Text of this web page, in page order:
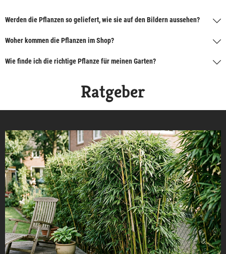
Werden die Pflanzen so geliefert, wie sie auf den Bildern aussehen?
Woher kommen die Pflanzen im Shop?
Wie finde ich die richtige Pflanze für meinen Garten?
Ratgeber